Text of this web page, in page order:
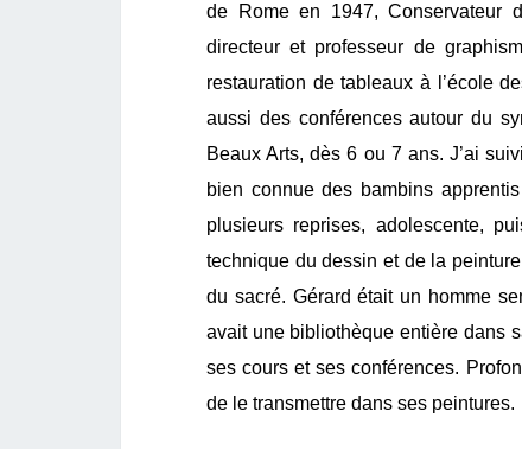
de Rome en 1947, Conservateur
directeur et professeur de
restauration de tableaux à l’école
aussi des conférences autour du
Beaux Arts, dès 6 ou 7 ans. J’ai
bien connue des bambins
plusieurs reprises, adolescente,
technique du dessin et de la
du sacré. Gérard était un homme
avait une bibliothèque entière dans
ses cours et ses conférences.
de le transmettre dans ses peintures.